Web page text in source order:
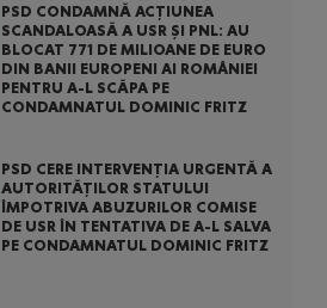
PSD CONDAMNĂ ACȚIUNEA
SCANDALOASĂ A USR ȘI PNL: AU
BLOCAT 771 DE MILIOANE DE EURO
DIN BANII EUROPENI AI ROMÂNIEI
PENTRU A-L SCĂPA PE
CONDAMNATUL DOMINIC FRITZ
PSD CERE INTERVENȚIA URGENTĂ A
AUTORITĂȚILOR STATULUI
ÎMPOTRIVA ABUZURILOR COMISE
DE USR ÎN TENTATIVA DE A-L SALVA
PE CONDAMNATUL DOMINIC FRITZ